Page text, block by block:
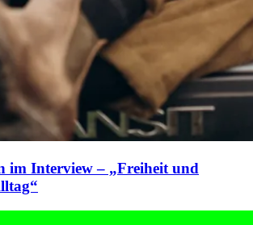
im Interview – „Freiheit und